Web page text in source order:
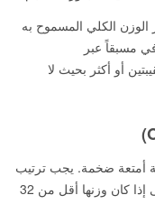
الوزن الكلي المسموح به
أو أكثر بحيث لا
أمتعة ضخمة. يجب ترتيب
شحنها مسبقاً بالتنسيق مع شركة الطيران، حتى إذا كان وزنها أقل من 32